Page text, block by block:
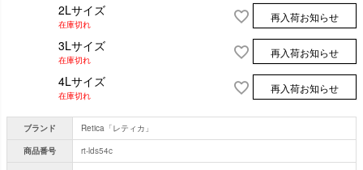
2Lサイズ
在庫切れ
再入荷お知らせ
3Lサイズ
在庫切れ
再入荷お知らせ
4Lサイズ
在庫切れ
再入荷お知らせ
ブランド
Retica「レティカ」
商品番号
rt-lds54c